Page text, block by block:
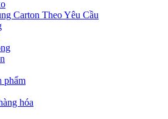
Carton Theo Yêu Cầu
phẩm
hóa